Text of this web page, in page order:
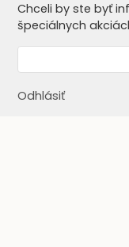
Chceli by ste byť
špeciálnych
Odhlásiť